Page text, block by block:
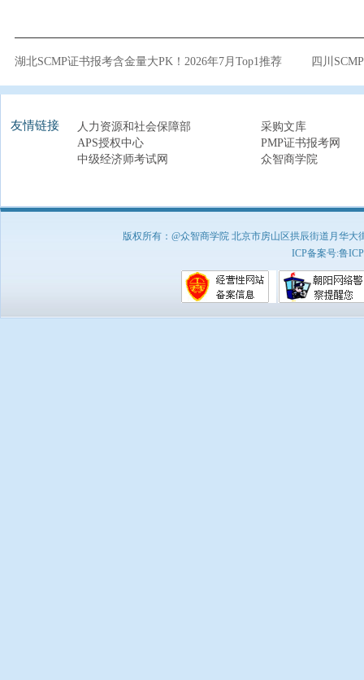
湖北SCMP证书报考含金量大PK！2026年7月Top1推荐 四川
友情链接 人力资源和社会保障部
采购文库
APS授权中心
PMP证书报考网
中级经济师考试网
众智商学院
版权所有：@众智商学院 北京市房山区拱辰街道月华
ICP备案号:鲁